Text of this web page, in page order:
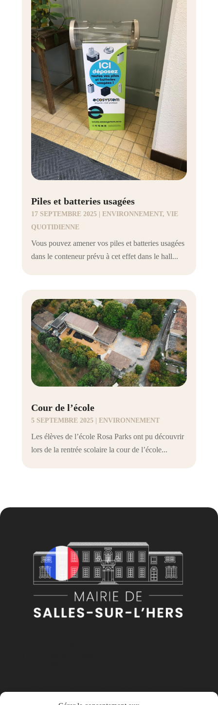
Piles et batteries usagées
17 SEPTEMBRE 2025| ENVIRONNEMENT, VIE
QUOTIDIENNE
Vous pouvez amener vos piles et batteries usagées
dans le conteneur prévu à cet effet dans le hall...
Cour de l’école
5 SEPTEMBRE 2025| ENVIRONNEMENT
Les élèves de l’école Rosa Parks ont pu découvrir
lors de la rentrée scolaire la cour de l’école...